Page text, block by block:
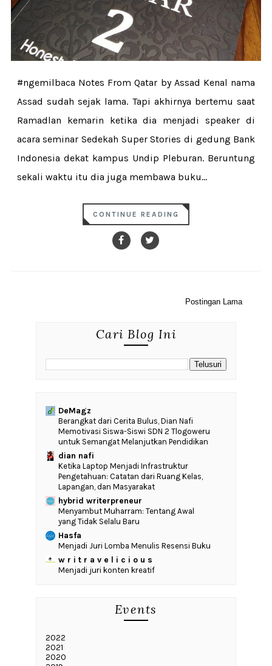
#ngemilbaca Notes From Qatar by Assad Kenal nama
Assad sudah sejak lama. Tapi akhirnya bertemu saat
Ramadlan kemarin ketika dia menjadi speaker di
acara seminar Sedekah Super Stories di gedung Bank
Indonesia dekat kampus Undip Pleburan. Beruntung
sekali waktu itu dia juga membawa buku...
CONTINUE READING
Postingan Lama
Cari Blog Ini
DeMagz
‎Berangkat dari Cerita Bulus, Dian Nafi
Memotivasi Siswa-Siswi SDN 2 Tlogoweru
untuk Semangat Melanjutkan Pendidikan
dian nafi
Ketika Laptop Menjadi Infrastruktur
Pengetahuan: Catatan dari Ruang Kelas,
Lapangan, dan Masyarakat
hybrid writerpreneur
Menyambut Muharram: Tentang Awal
yang Tidak Selalu Baru
Hasfa
Menjadi Juri Lomba Menulis Resensi Buku
w r i t r a v e l i c i o u s
Menjadi juri konten kreatif
Events
2022
2021
2020